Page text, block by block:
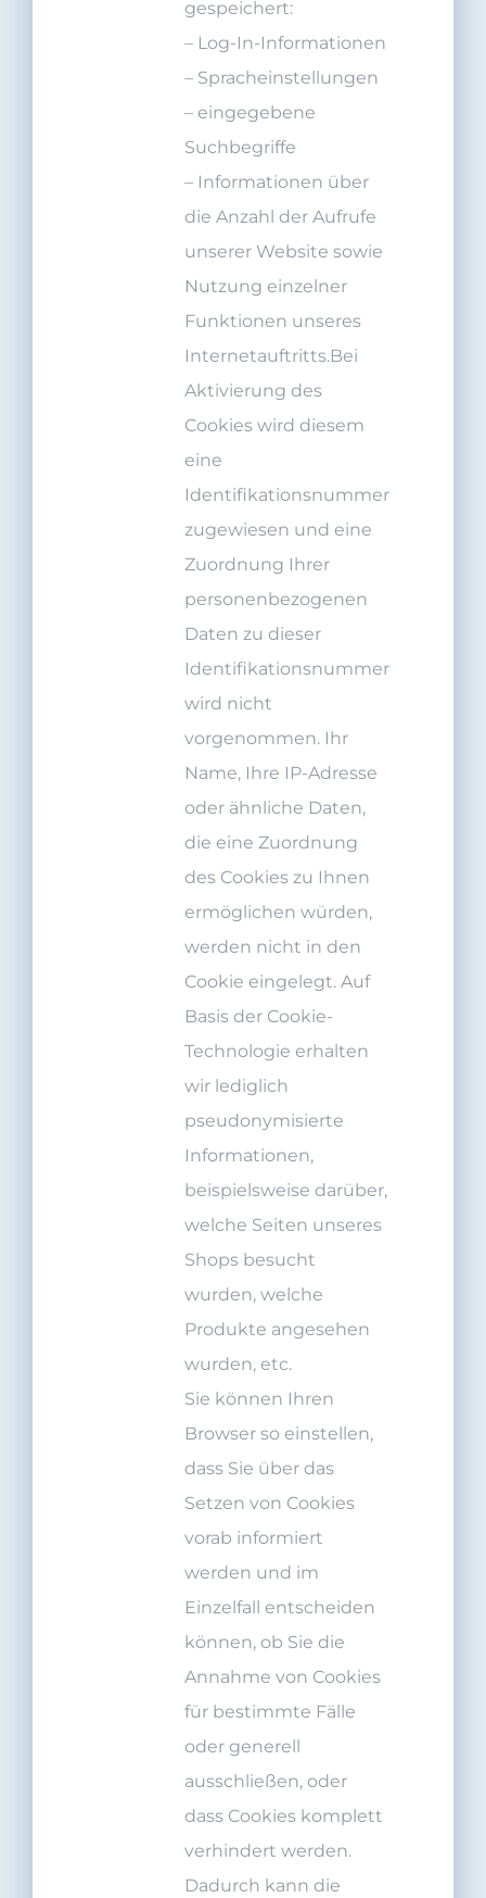
gespeichert:
– Log-In-Informationen
– Spracheinstellungen
– eingegebene
Suchbegriffe
– Informationen über
die Anzahl der Aufrufe
unserer Website sowie
Nutzung einzelner
Funktionen unseres
Internetauftritts.Bei
Aktivierung des
Cookies wird diesem
eine
Identifikationsnummer
zugewiesen und eine
Zuordnung Ihrer
personenbezogenen
Daten zu dieser
Identifikationsnummer
wird nicht
vorgenommen. Ihr
Name, Ihre IP-Adresse
oder ähnliche Daten,
die eine Zuordnung
des Cookies zu Ihnen
ermöglichen würden,
werden nicht in den
Cookie eingelegt. Auf
Basis der Cookie-
Technologie erhalten
wir lediglich
pseudonymisierte
Informationen,
beispielsweise darüber,
welche Seiten unseres
Shops besucht
wurden, welche
Produkte angesehen
wurden, etc.
Sie können Ihren
Browser so einstellen,
dass Sie über das
Setzen von Cookies
vorab informiert
werden und im
Einzelfall entscheiden
können, ob Sie die
Annahme von Cookies
für bestimmte Fälle
oder generell
ausschließen, oder
dass Cookies komplett
verhindert werden.
Dadurch kann die